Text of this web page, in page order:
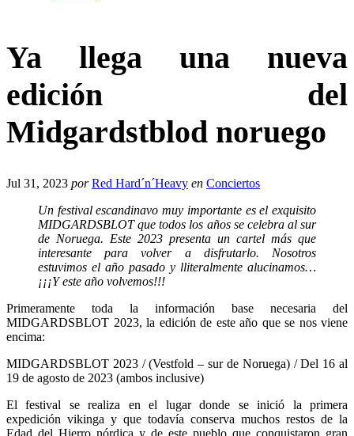
Ya llega una nueva
edición del
Midgardstblod noruego
Jul 31, 2023 por Red Hard´n´Heavy en Conciertos
Un festival escandinavo muy importante es el exquisito
MIDGARDSBLOT que todos los años se celebra al sur
de Noruega. Este 2023 presenta un cartel más que
interesante para volver a disfrutarlo. Nosotros
estuvimos el año pasado y lliteralmente alucinamos…
¡¡¡Y este año volvemos!!!
Primeramente toda la información base necesaria del
MIDGARDSBLOT 2023, la edición de este año que se nos viene
encima:
MIDGARDSBLOT 2023 / (Vestfold – sur de Noruega) / Del 16 al
19 de agosto de 2023 (ambos inclusive)
El festival se realiza en el lugar donde se inició la primera
expedición vikinga y que todavía conserva muchos restos de la